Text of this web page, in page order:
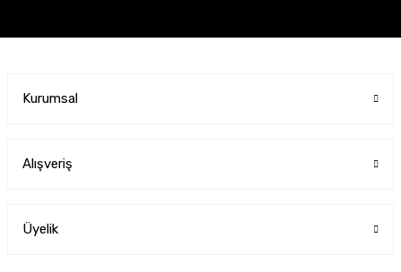
Kurumsal
Alışveriş
Üyelik